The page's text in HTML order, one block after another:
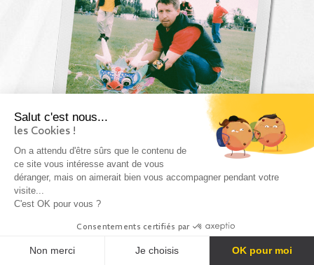
Salut c'est nous...
les Cookies !
On a attendu d'être sûrs que le contenu de
ce site vous intéresse avant de vous
déranger, mais on aimerait bien vous accompagner pendant votre
visite...
C'est OK pour vous ?
Consentements certifiés par
Non merci Je choisis OK pour moi
1996
Arrivée de Stéphane, dit